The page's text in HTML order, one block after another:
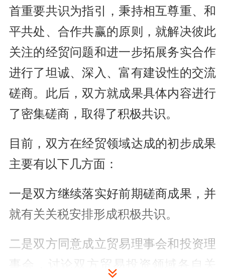
首重要共识为指引，秉持相互尊重、和
平共处、合作共赢的原则，就解决彼此
关注的经贸问题和进一步拓展务实合作
进行了坦诚、深入、富有建设性的交流
磋商。此后，双方就成果具体内容进行
了密集磋商，取得了积极共识。
目前，双方在经贸领域达成的初步成果
主要有以下几方面：
一是双方继续落实好前期磋商成果，并
就有关关税安排形成积极共识。
二是双方同意成立贸易理事会和投资理
事会，讨论双方贸易投资领域各自关